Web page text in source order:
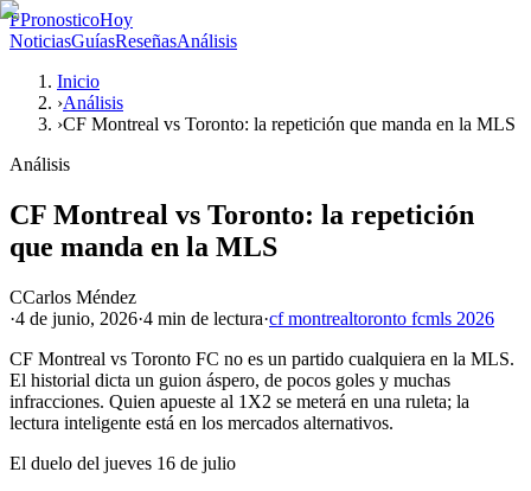
PPronosticoHoy
NoticiasGuíasReseñasAnálisis
Inicio
›Análisis
›CF Montreal vs Toronto: la repetición que manda en la MLS
Análisis
CF Montreal vs Toronto: la repetición
que manda en la MLS
CCarlos Méndez
·4 de junio, 2026·4 min de lectura·cf montrealtoronto fcmls 2026
CF Montreal vs Toronto FC no es un partido cualquiera en la MLS.
El historial dicta un guion áspero, de pocos goles y muchas
infracciones. Quien apueste al 1X2 se meterá en una ruleta; la
lectura inteligente está en los mercados alternativos.
El duelo del jueves 16 de julio